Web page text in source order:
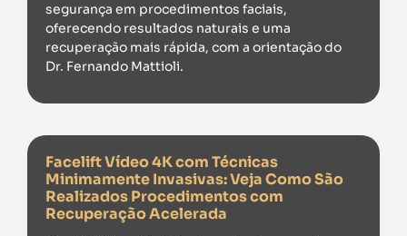
segurança em procedimentos faciais,
oferecendo resultados naturais e uma
recuperação mais rápida, com a orientação do
Dr. Fernando Mattioli.
Facelift Vídeo 4K com Técnicas
Minimamente Invasivas: Veja Como São
Realizados Procedimentos com
Recuperação Acelerada